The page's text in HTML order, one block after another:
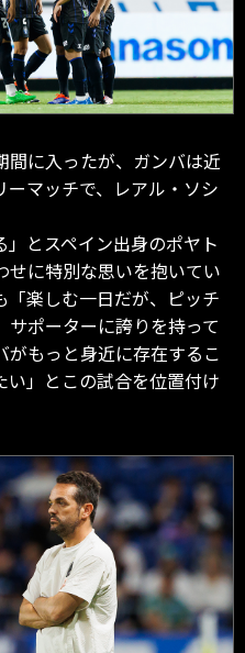
間に入ったが、ガンバは近
マッチで、レアル・ソシ
」とスペイン出身のポヤト
せに特別な思いを抱いてい
「楽しむ一日だが、ピッチ
ポーターに誇りを持って
もっと身近に存在するこ
い」とこの試合を位置付け